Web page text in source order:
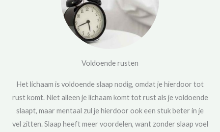
Voldoende rusten
Het lichaam is voldoende slaap nodig, omdat je hierdoor tot
rust komt. Niet alleen je lichaam komt tot rust als je voldoende
slaapt, maar mentaal zul je hierdoor ook een stuk beter in je
vel zitten. Slaap heeft meer voordelen, want zonder slaap voel